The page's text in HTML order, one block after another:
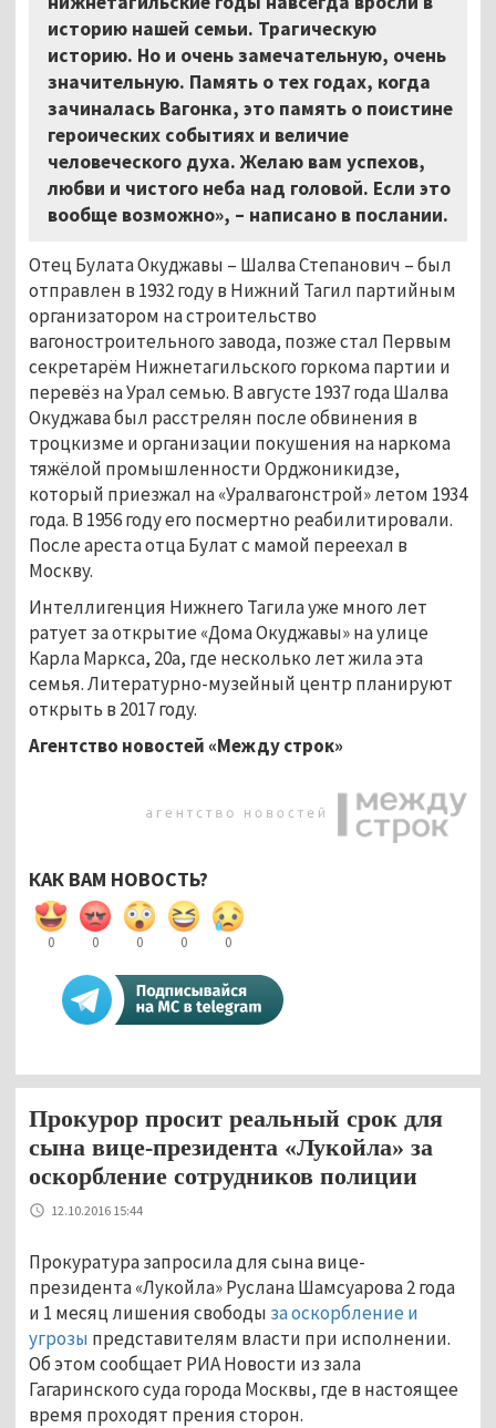
историю нашей семьи. Трагическую
историю. Но и очень замечательную, очень
значительную. Память о тех годах, когда
зачиналась Вагонка, это память о поистине
героических событиях и величие
человеческого духа. Желаю вам успехов,
любви и чистого неба над головой. Если это
вообще возможно», – написано в послании.
Отец Булата Окуджавы – Шалва Степанович –был
отправлен в 1932 году в Нижний Тагил партийным
организатором на строительство
вагоностроительного завода, позже стал Первым
секретарём Нижнетагильского горкома партии и
перевёз на Урал семью. В августе 1937 года Шалва
Окуджава был расстрелян после обвинения в
троцкизме и организации покушения на наркома
тяжёлой промышленности Орджоникидзе,
который приезжал на «Уралвагонстрой» летом 1934
года. В 1956 году его посмертно реабилитировали.
После ареста отца Булат с мамой переехал в
Москву.
Интеллигенция Нижнего Тагила уже много лет
ратует за открытие «Дома Окуджавы» на улице
Карла Маркса, 20а, где несколько лет жила эта
семья. Литературно-музейный центр планируют
открыть в 2017 году.
Агентство новостей «Между строк»
КАК ВАМ НОВОСТЬ?
0 0 0 0 0
Прокурор просит реальный срок для
сына вице-президента «Лукойла» за
оскорбление сотрудников полиции
12.10.2016 15:44
Прокуратура запросила для сына вице-
президента «Лукойла» Руслана Шамсуарова 2 года
и 1 месяц лишения свободы за оскорбление и
угрозы представителям власти при исполнении.
Об этом сообщает РИА Новости из зала
Гагаринского суда города Москвы, где в настоящее
время проходят прения сторон.